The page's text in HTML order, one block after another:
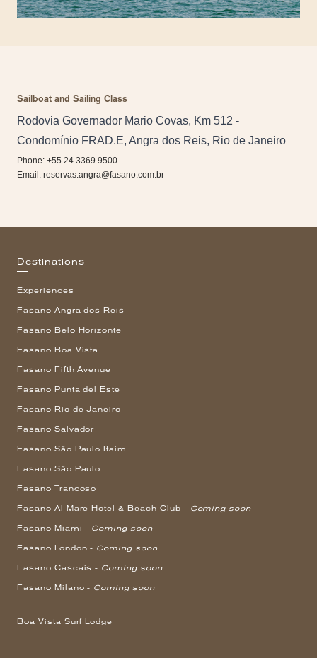
Sailboat and Sailing Class
Rodovia Governador Mario Covas, Km 512 -
Condomínio FRAD.E, Angra dos Reis, Rio de Janeiro
Phone: +55 24 3369 9500
Email: reservas.angra@fasano.com.br
Destinations
Experiences
Fasano Angra dos Reis
Fasano Belo Horizonte
Fasano Boa Vista
Fasano Fifth Avenue
Fasano Punta del Este
Fasano Rio de Janeiro
Fasano Salvador
Fasano São Paulo Itaim
Fasano São Paulo
Fasano Trancoso
Fasano Al Mare Hotel & Beach Club - Coming soon
Fasano Miami - Coming soon
Fasano London - Coming soon
Fasano Cascais - Coming soon
Fasano Milano - Coming soon
Boa Vista Surf Lodge